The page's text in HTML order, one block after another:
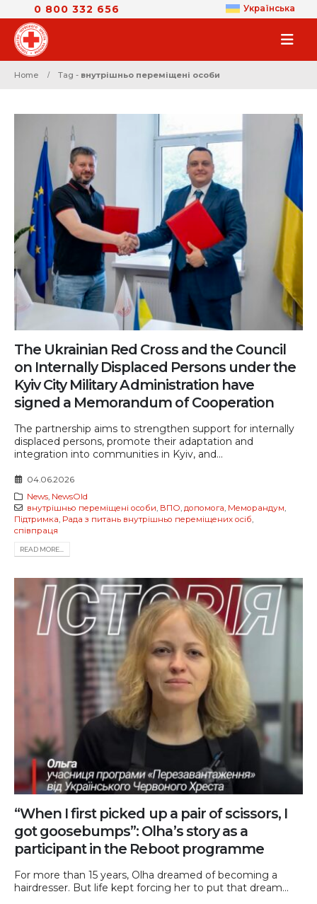
0 800 332 656 Українська
Home Tag - внутрішньо переміщені особи
The Ukrainian Red Cross and the Council
on Internally Displaced Persons under the
Kyiv City Military Administration have
signed a Memorandum of Cooperation
The partnership aims to strengthen support for internally
displaced persons, promote their adaptation and
integration into communities in Kyiv, and...
04.06.2026
News, NewsOld
внутрішньо переміщені особи ВПО допомога Меморандум
Підтримка Рада з питань внутрішньо переміщених осіб
співпраця
READ MORE...
“When I first picked up a pair of scissors, I
got goosebumps”: Olha’s story as a
participant in the Reboot programme
For more than 15 years, Olha dreamed of becoming a
hairdresser. But life kept forcing her to put that dream...